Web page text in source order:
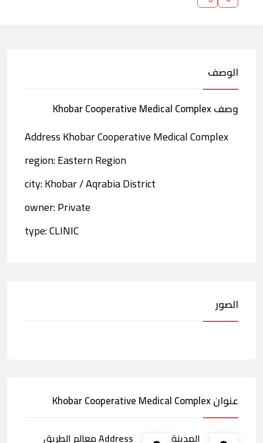
الوصف
وصف Khobar Cooperative Medical Complex
Address Khobar Cooperative Medical Complex
region: Eastern Region
city: Khobar / Aqrabia District
owner: Private
type: CLINIC
الصور
عنوان Khobar Cooperative Medical Complex
المدينة
Address معالم الطريق